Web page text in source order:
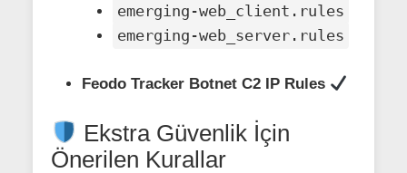
emerging-web_client.rules
emerging-web_server.rules
Feodo Tracker Botnet C2 IP Rules
Ekstra Güvenlik İçin
Önerilen Kurallar